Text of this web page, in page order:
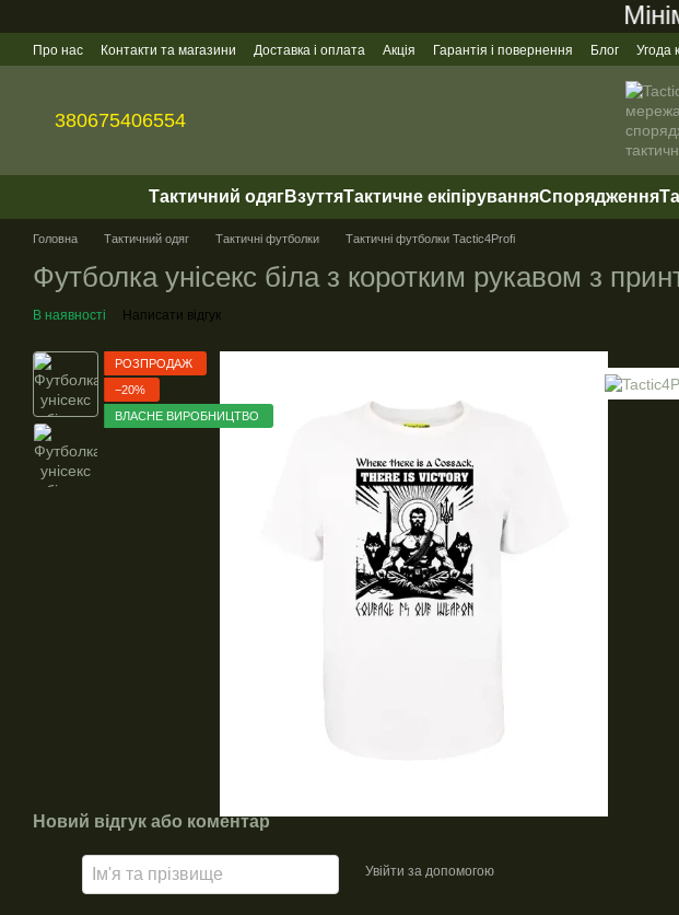
Про нас Контакти та магазини Доставка і оплата Акція Гарантія і повернення Блог Угода
380675406554
Тактичний одягВзуттяТактичне екіпіруванняСпорядження
Головна Тактичний одяг Тактичні футболки Тактичні футболки Tactic4Profi
Футболка унісекс біла з коротким рукавом з
В наявності Написати відгук
РОЗПРОДАЖ
−20%
ВЛАСНЕ ВИРОБНИЦТВО
Новий відгук або коментар
Увійти за допомогою